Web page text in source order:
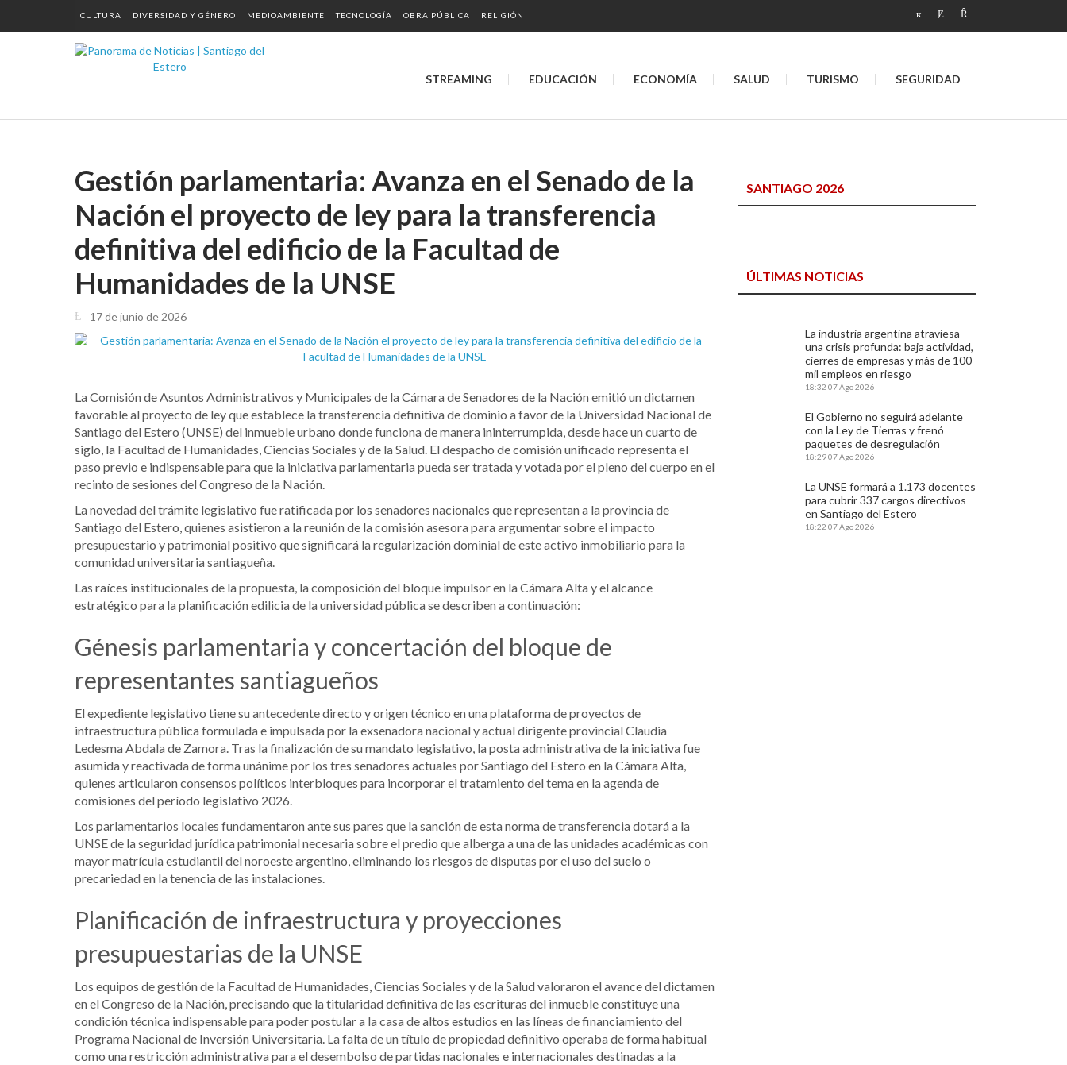
CULTURA DIVERSIDAD Y GÉNERO MEDIOAMBIENTE TECNOLOGÍA OBRA PÚBLICA RELIGIÓN
STREAMING EDUCACIÓN ECONOMÍA SALUD TURISMO SEGURIDAD
Gestión parlamentaria: Avanza en el Senado de la
Nación el proyecto de ley para la transferencia
definitiva del edificio de la Facultad de
Humanidades de la UNSE
17 de junio de 2026
La Comisión de Asuntos Administrativos y Municipales de la Cámara de Senadores de la Nación emitió un dictamen
favorable al proyecto de ley que establece la transferencia definitiva de dominio a favor de la Universidad Nacional de
Santiago del Estero (UNSE) del inmueble urbano donde funciona de manera ininterrumpida, desde hace un cuarto de
siglo, la Facultad de Humanidades, Ciencias Sociales y de la Salud. El despacho de comisión unificado representa el
paso previo e indispensable para que la iniciativa parlamentaria pueda ser tratada y votada por el pleno del cuerpo en el
recinto de sesiones del Congreso de la Nación.
La novedad del trámite legislativo fue ratificada por los senadores nacionales que representan a la provincia de
Santiago del Estero, quienes asistieron a la reunión de la comisión asesora para argumentar sobre el impacto
presupuestario y patrimonial positivo que significará la regularización dominial de este activo inmobiliario para la
comunidad universitaria santiagueña.
Las raíces institucionales de la propuesta, la composición del bloque impulsor en la Cámara Alta y el alcance
estratégico para la planificación edilicia de la universidad pública se describen a continuación:
Génesis parlamentaria y concertación del bloque de
representantes santiagueños
El expediente legislativo tiene su antecedente directo y origen técnico en una plataforma de proyectos de
infraestructura pública formulada e impulsada por la exsenadora nacional y actual dirigente provincial Claudia
Ledesma Abdala de Zamora. Tras la finalización de su mandato legislativo, la posta administrativa de la iniciativa fue
asumida y reactivada de forma unánime por los tres senadores actuales por Santiago del Estero en la Cámara Alta,
quienes articularon consensos políticos interbloques para incorporar el tratamiento del tema en la agenda de
comisiones del período legislativo 2026.
Los parlamentarios locales fundamentaron ante sus pares que la sanción de esta norma de transferencia dotará a la
UNSE de la seguridad jurídica patrimonial necesaria sobre el predio que alberga a una de las unidades académicas con
mayor matrícula estudiantil del noroeste argentino, eliminando los riesgos de disputas por el uso del suelo o
precariedad en la tenencia de las instalaciones.
Planificación de infraestructura y proyecciones
presupuestarias de la UNSE
Los equipos de gestión de la Facultad de Humanidades, Ciencias Sociales y de la Salud valoraron el avance del dictamen
en el Congreso de la Nación, precisando que la titularidad definitiva de las escrituras del inmueble constituye una
condición técnica indispensable para poder postular a la casa de altos estudios en las líneas de financiamiento del
Programa Nacional de Inversión Universitaria. La falta de un título de propiedad definitivo operaba de forma habitual
como una restricción administrativa para el desembolso de partidas nacionales e internacionales destinadas a la
SANTIAGO 2026
ÚLTIMAS NOTICIAS
La industria argentina atraviesa
una crisis profunda: baja actividad,
cierres de empresas y más de 100
mil empleos en riesgo
18:32 07 Ago 2026
El Gobierno no seguirá adelante
con la Ley de Tierras y frenó
paquetes de desregulación
18:2907 Ago 2026
La UNSE formará a 1.173 docentes
para cubrir 337 cargos directivos
en Santiago del Estero
18:22 07 Ago 2026